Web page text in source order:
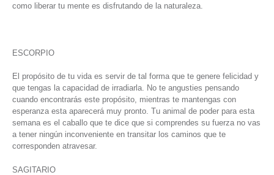
como liberar tu mente es disfrutando de la naturaleza.
ESCORPIO
El propósito de tu vida es servir de tal forma que te genere felicidad y
que tengas la capacidad de irradiarla. No te angusties pensando
cuando encontrarás este propósito, mientras te mantengas con
esperanza esta aparecerá muy pronto. Tu animal de poder para esta
semana es el caballo que te dice que si comprendes su fuerza no vas
a tener ningún inconveniente en transitar los caminos que te
corresponden atravesar.
SAGITARIO